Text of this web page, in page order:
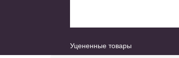
Уцененные товары